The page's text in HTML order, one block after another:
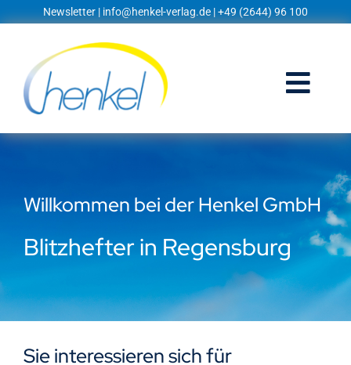
Inhalt
Newsletter | info@henkel-verlag.de | +49 (2644) 96 100
Startseite
Techniklexikon
Willkommen bei der Henkel GmbH
Blitzhefter in Regensburg
Sie interessieren sich für